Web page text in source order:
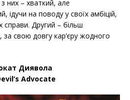
них – хваткий, але
ідучи на поводу у своїх амбіцій,
справи. Другий – більш
за свою довгу кар’єру жодного
Диявола
Advocate